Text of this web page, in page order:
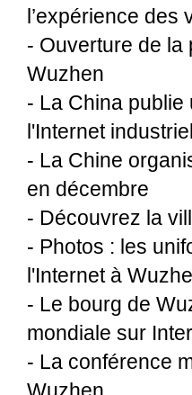
l’expérience des
- Ouverture de la
Wuzhen
- La China publie
l'Internet industriel
- La Chine
en décembre
- Découvrez la
- Photos : les
l'Internet à
- Le bourg de
mondiale sur
- La conférence